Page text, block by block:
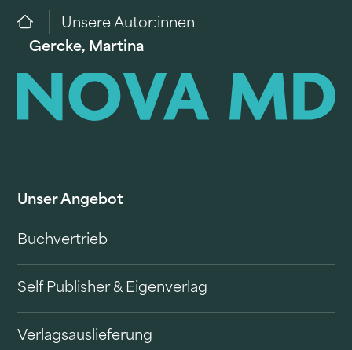
Unsere Autor:innen
Gercke, Martina
Unser Angebot
Buchvertrieb
Self Publisher & Eigenverlag
Verlagsauslieferung